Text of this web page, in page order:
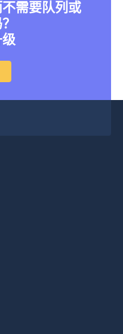
需要队列或